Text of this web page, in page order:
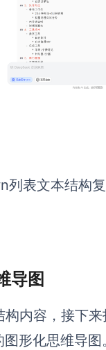
表文本结构
导图
内容，接下来
形化思维导图